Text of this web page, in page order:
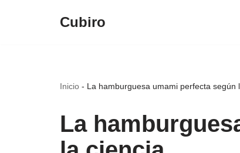
Cubiro
Inicio - La hamburguesa umami perfecta según
La